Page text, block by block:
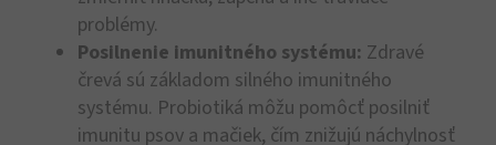
problémy.
Posilnenie imunitného systému: Zdravé
črevá sú základom silného imunitného
systému. Probiotiká môžu pomôcť posilniť
imunitu psov a mačiek, čím znižujú náchylnosť